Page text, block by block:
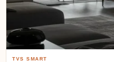
TVS SMART